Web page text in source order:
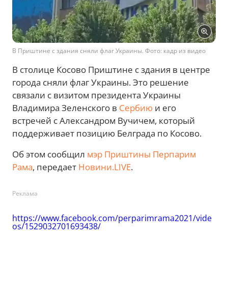
В Приштине с здания сняли флаг Украины. Фото: кадр из видео
В столице Косово Приштине с здания в центре
города сняли флаг Украины. Это решение
связали с визитом президента Украины
Владимира Зеленского в Сербию и его
встречей с Александром Вучичем, который
поддерживает позицию Белграда по Косово.
Об этом сообщил мэр Приштины Перпарим
Рама, передает Новини.LIVE.
Реклама
https://www.facebook.com/perparimrama2021/vide
os/1529032701693438/